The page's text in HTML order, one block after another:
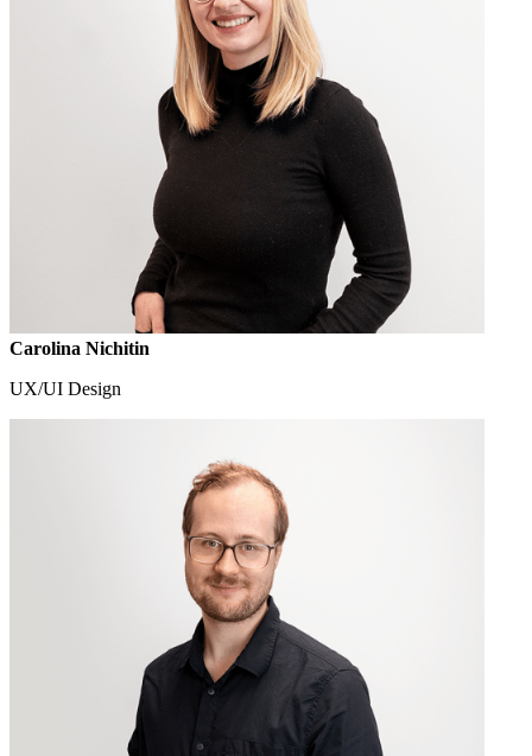
Carolina Nichitin
UX/UI Design